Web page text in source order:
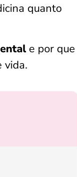
quanto
e por que
vida.